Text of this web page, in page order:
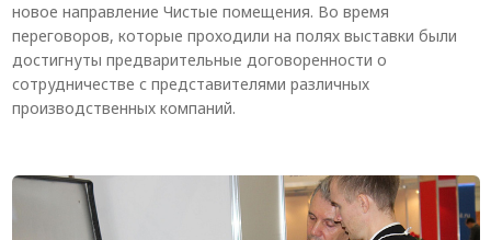
новое направление Чистые помещения. Во время
переговоров, которые проходили на полях выставки были
достигнуты предварительные договоренности о
сотрудничестве с представителями различных
производственных компаний.